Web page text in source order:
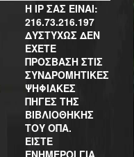
Η IP ΣΑΣ ΕΙΝΑΙ:
216.73.216.197
ΔΥΣΤΥΧΩΣ ΔΕΝ
ΕΧΕΤΕ
ΠΡΟΣΒΑΣΗ ΣΤΙΣ
ΣΥΝΔΡΟΜΗΤΙΚΕΣ
ΨΗΦΙΑΚΕΣ
ΠΗΓΕΣ ΤΗΣ
ΒΙΒΛΙΟΘΗΚΗΣ
ΤΟΥ ΟΠΑ.
ΕΙΣΤΕ
ΕΝΗΜΕΡΟΙ ΓΙΑ